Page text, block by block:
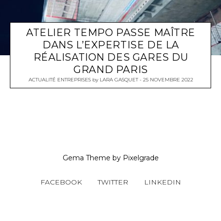
ATELIER TEMPO PASSE MAÎTRE
DANS L’EXPERTISE DE LA
RÉALISATION DES GARES DU
GRAND PARIS
ACTUALITÉ ENTREPRISESby LARA GASQUET 25 NOVEMBRE 2022
Gema Theme by Pixelgrade
FACEBOOK TWITTER LINKEDIN